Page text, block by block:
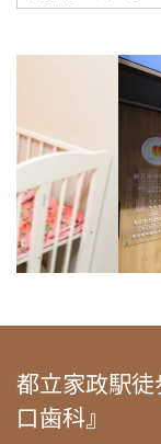
都立家政駅
口歯科』